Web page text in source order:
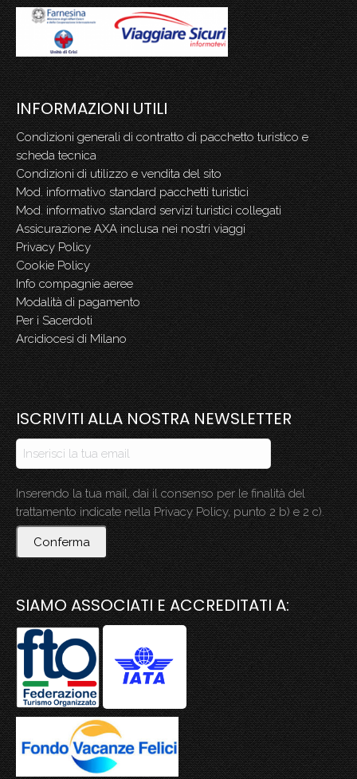
INFORMAZIONI UTILI
Condizioni generali di contratto di pacchetto turistico e
scheda tecnica
Condizioni di utilizzo e vendita del sito
Mod. informativo standard pacchetti turistici
Mod. informativo standard servizi turistici collegati
Assicurazione AXA inclusa nei nostri viaggi
Privacy Policy
Cookie Policy
Info compagnie aeree
Modalità di pagamento
Per i Sacerdoti
Arcidiocesi di Milano
ISCRIVITI ALLA NOSTRA NEWSLETTER
Inserendo la tua mail, dai il consenso per le finalità del
trattamento indicate nella Privacy Policy, punto 2 b) e 2 c).
Conferma
SIAMO ASSOCIATI E ACCREDITATI A: